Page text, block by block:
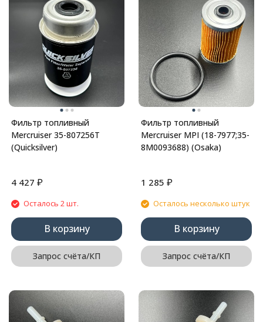
Фильтр топливный
Mercruiser 35-807256T
(Quicksilver)
4 427 ₽
Осталось 2 шт.
В корзину
Запрос счёта/КП
Фильтр топливный
Mercruiser MPI (18-7977;35-
8M0093688) (Osaka)
1 285 ₽
Осталось несколько штук
В корзину
Запрос счёта/КП